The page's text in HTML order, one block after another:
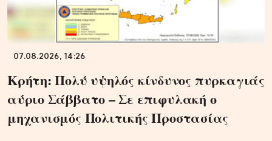
07.08.2026, 14:26
Κρήτη: Πολύ υψηλός κίνδυνος πυρκαγιάς
αύριο Σάββατο – Σε επιφυλακή ο
μηχανισμός Πολιτικής Προστασίας